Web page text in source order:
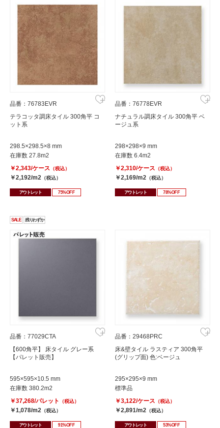
品番：76783EVR
テラコッタ調床タイル 300角平 コ
ット系
298.5×298.5×8 mm
在庫数 27.8m2
￥2,343/ケース （税込）
￥2,192/m2 （税込）
アウトレット 75%OFF
品番：76778EVR
ナチュラル調床タイル 300角平 ベ
ージュ系
298×298×9 mm
在庫数 6.4m2
￥2,310/ケース （税込）
￥2,169/m2 （税込）
アウトレット 78%OFF
SALE 残りわずか
品番：77029CTA
【600角平】 床タイル グレー系
【パレット販売】
595×595×10.5 mm
在庫数 380.2m2
￥37,268/パレット
（税込）
￥1,078/m2 （税込）
アウトレット 91%OFF
品番：29468PRC
床&壁タイル ラスティア 300角平
(グリップ面) 色:ベージュ
295×295×9 mm
標準品
￥3,122/ケース （税込）
￥2,891/m2 （税込）
アウトレット 53%OFF